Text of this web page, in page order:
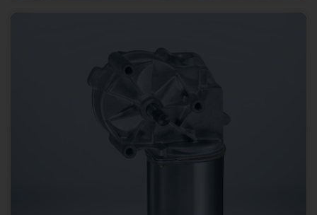
Chancen erkennen: Welche Innovationspotenziale Ihre
Projekte heute bieten.